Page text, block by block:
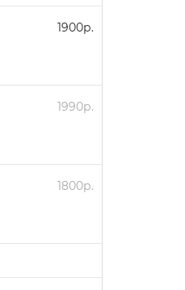
1900р.
1990р.
1800р.